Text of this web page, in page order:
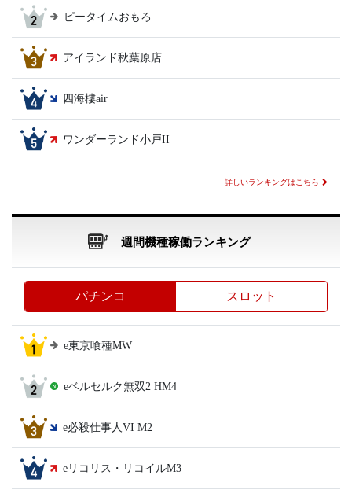
ピータイムおもろ
アイランド秋葉原店
四海樓air
ワンダーランド小戸II
詳しいランキングはこちら
週間機種稼働ランキング
パチンコ スロット
e東京喰種MW
eベルセルク無双2 HM4
e必殺仕事人VI M2
eリコリス・リコイルM3